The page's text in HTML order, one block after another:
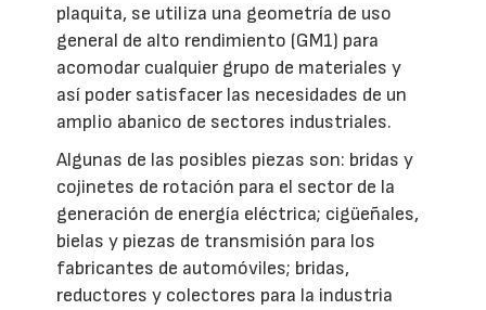
plaquita, se utiliza una geometría de uso
general de alto rendimiento (GM1) para
acomodar cualquier grupo de materiales y
así poder satisfacer las necesidades de un
amplio abanico de sectores industriales.
Algunas de las posibles piezas son: bridas y
cojinetes de rotación para el sector de la
generación de energía eléctrica; cigüeñales,
bielas y piezas de transmisión para los
fabricantes de automóviles; bridas,
reductores y colectores para la industria